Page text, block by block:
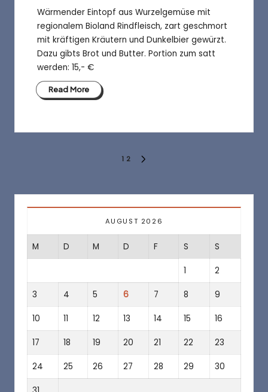
Wärmender Eintopf aus Wurzelgemüse mit
regionalem Bioland Rindfleisch, zart geschmort
mit kräftigen Kräutern und Dunkelbier gewürzt.
Dazu gibts Brot und Butter. Portion zum satt
werden: 15,- €
Read More
Seitennummerierung
Beiträge
1 2
AUGUST 2026
M D M D F S S
1 2
3 4 5 6 7 8 9
10 11 12 13 14 15 16
17 18 19 20 21 22 23
24 25 26 27 28 29 30